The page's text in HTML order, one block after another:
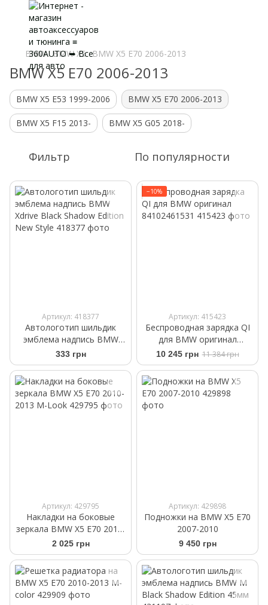
BMW BMW X5 BMW X5 E70 2006-2013
BMW X5 E70 2006-2013
BMW X5 E53 1999-2006 BMW X5 E70 2006-2013
BMW X5 F15 2013- BMW X5 G05 2018-
Фильтр По популярности
Артикул: 418377
Автологотип шильдик
эмблема надпись BMW
Xdrive Black Shadow Edition
New Style
333 грн
−10%
Артикул: 415423
Беспроводная зарядка QI
для BMW оригинал
84102461531
10 245 грн 11 384 грн
Артикул: 429795
Накладки на боковые
зеркала BMW X5 E70 2010-
2013 M-Look
2 025 грн
Артикул: 429898
Подножки на BMW X5 E70
2007-2010
9 450 грн